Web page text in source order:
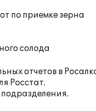
по приемке зерна
солода
отчетов в
Росстат.